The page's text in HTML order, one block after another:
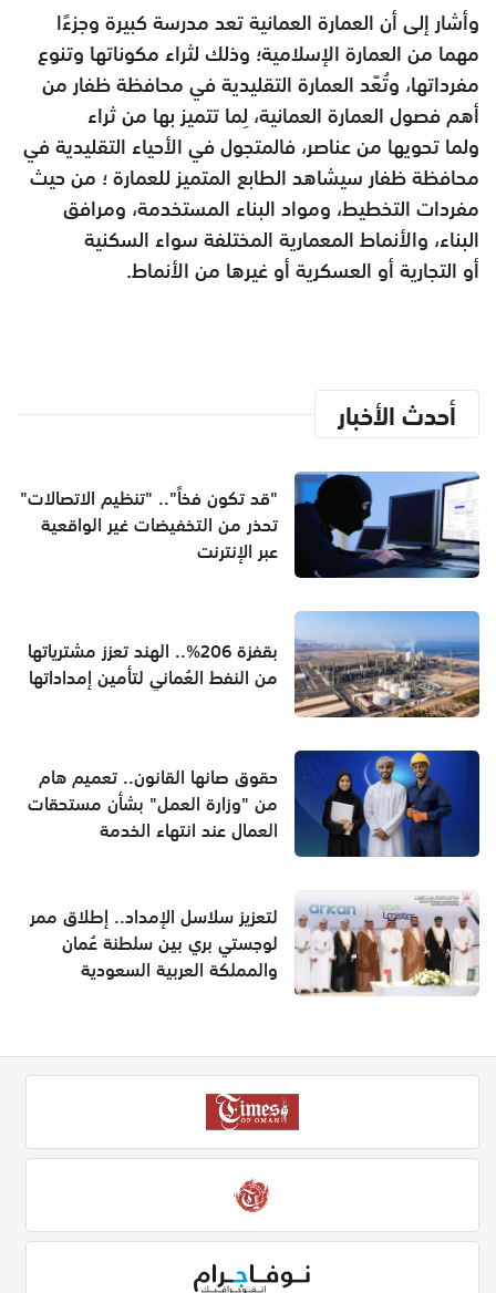
وأشار إلى أن العمارة العمانية تعد مدرسة كبيرة وجزءًا
مهما من العمارةالإسلامية؛ وذلك لثراء مكوناتها وتنوع
مفرداتها، وتُعّد العمارة التقليدية فيمحافظة ظفار من
أهم فصول العمارة العمانية، لِما تتميز بها من ثراء
ولماتحويها من عناصر، فالمتجول في الأحياء التقليدية في
محافظة ظفار سيشاهدالطابع المتميز للعمارة ؛ من حيث
مفردات التخطيط، ومواد البناء المستخدمة، ومرافق
البناء، والأنماط المعمارية المختلفة سواء السكنية
أو التجارية أو العسكرية أو غيرها من الأنماط.
أحدث الأخبار
"قد تكون فخاً".. "تنظيم الاتصالات"
تحذر من التخفيضات غير الواقعية
عبر الإنترنت
بقفزة 206%.. الهند تعزز مشترياتها
من النفط العُماني لتأمين إمداداتها
حقوق صانها القانون.. تعميم هام
من "وزارة العمل" بشأن مستحقات
العمال عند انتهاء الخدمة
لتعزيز سلاسل الإمداد.. إطلاق ممر
لوجستي بري بين سلطنة عُمان
والمملكة العربية السعودية